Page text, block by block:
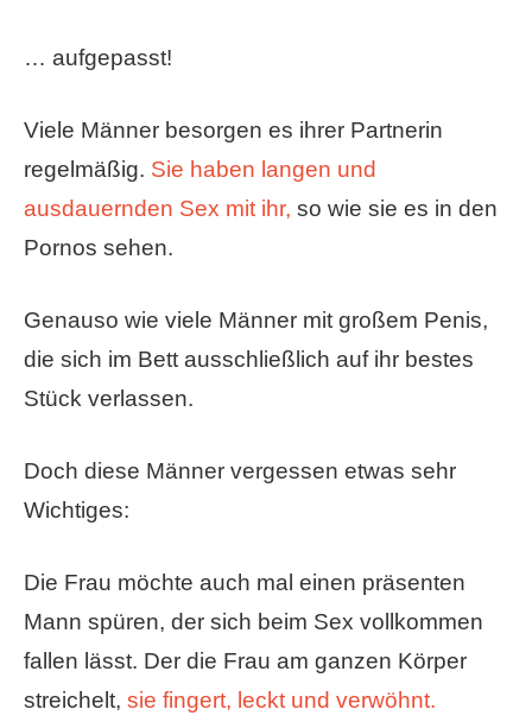
… aufgepasst!
Viele Männer besorgen es ihrer Partnerin
regelmäßig. Sie haben langen und
ausdauernden Sex mit ihr, so wie sie es in den
Pornos sehen.
Genauso wie viele Männer mit großem Penis,
die sich im Bett ausschließlich auf ihr bestes
Stück verlassen.
Doch diese Männer vergessen etwas sehr
Wichtiges:
Die Frau möchte auch mal einen präsenten
Mann spüren, der sich beim Sex vollkommen
fallen lässt. Der die Frau am ganzen Körper
streichelt, sie fingert, leckt und verwöhnt.